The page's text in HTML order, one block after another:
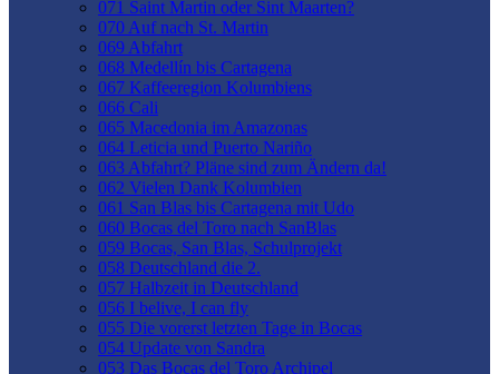
071 Saint Martin oder Sint Maarten?
070 Auf nach St. Martin
069 Abfahrt
068 Medellín bis Cartagena
067 Kaffeeregion Kolumbiens
066 Cali
065 Macedonia im Amazonas
064 Leticia und Puerto Nariño
063 Abfahrt? Pläne sind zum Ändern da!
062 Vielen Dank Kolumbien
061 San Blas bis Cartagena mit Udo
060 Bocas del Toro nach SanBlas
059 Bocas, San Blas, Schulprojekt
058 Deutschland die 2.
057 Halbzeit in Deutschland
056 I belive, I can fly
055 Die vorerst letzten Tage in Bocas
054 Update von Sandra
053 Das Bocas del Toro Archipel